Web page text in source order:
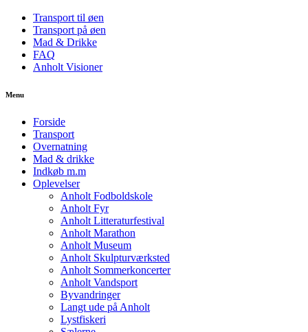
Transport til øen
Transport på øen
Mad & Drikke
FAQ
Anholt Visioner
Menu
Forside
Transport
Overnatning
Mad & drikke
Indkøb m.m
Oplevelser
Anholt Fodboldskole
Anholt Fyr
Anholt Litteraturfestival
Anholt Marathon
Anholt Museum
Anholt Skulpturværksted
Anholt Sommerkoncerter
Anholt Vandsport
Byvandringer
Langt ude på Anholt
Lystfiskeri